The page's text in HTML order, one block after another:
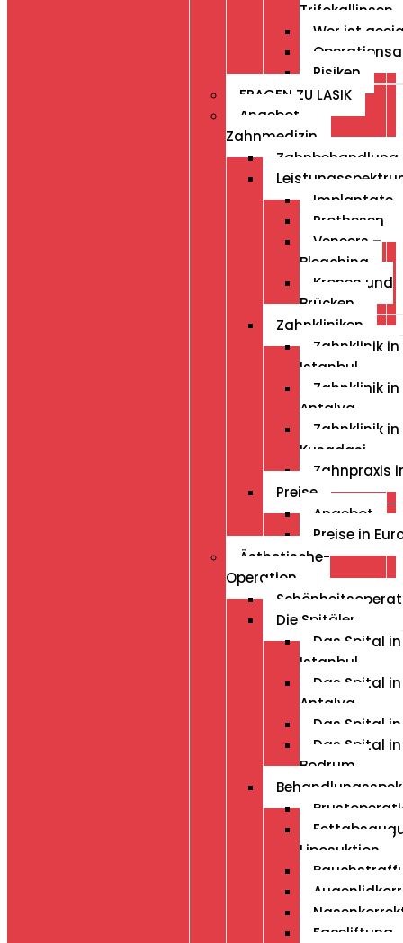
Trifokallinsen
Wer ist
Risiken
FRAGEN ZU LASIK
Angebot
Zahnmedizin
Zahnbehandlung
Implantate
Prothesen
Veneers –
Bleaching
Kronen und
Brücken
Zahnkliniken
Zahnklinik in
Istanbul
Zahnklinik in
Antalya
Zahnklinik in
Kusadasi
Zahnpraxis
Preise
Angebot
Preise in
Ästhetische-
Operation
Die Spitäler
Das Spital in
Istanbul
Das Spital in
Antalya
Das Spital
Das Spital in
Bodrum
Liposuktion
Faceliftung